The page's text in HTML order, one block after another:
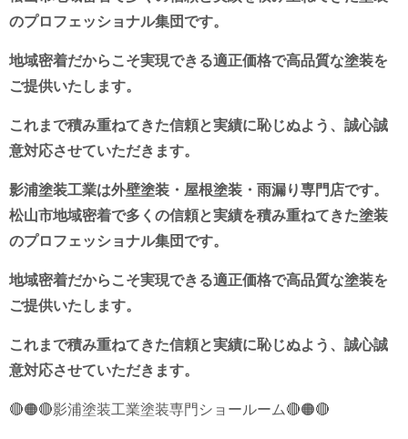
のプロフェッショナル集団です。
地域密着だからこそ実現できる適正価格で高品質な塗装を
ご提供いたします。
これまで積み重ねてきた信頼と実績に恥じぬよう、誠心誠
意対応させていただきます。
影浦塗装工業は外壁塗装・屋根塗装・雨漏り専門店です。
松山市地域密着で多くの信頼と実績を積み重ねてきた塗装
のプロフェッショナル集団です。
地域密着だからこそ実現できる適正価格で高品質な塗装を
ご提供いたします。
これまで積み重ねてきた信頼と実績に恥じぬよう、誠心誠
意対応させていただきます。
🔴🟠🔴影浦塗装工業塗装専門ショールーム🔴🟠🔴